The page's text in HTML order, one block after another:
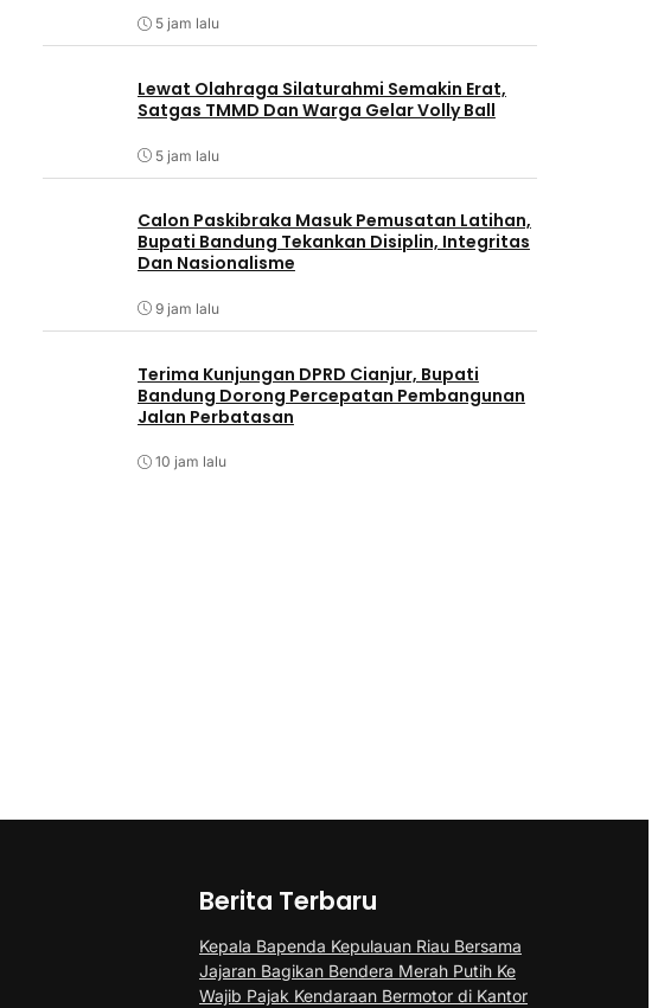
5 jam lalu
Lewat Olahraga Silaturahmi Semakin Erat,
Satgas TMMD Dan Warga Gelar Volly Ball
5 jam lalu
Calon Paskibraka Masuk Pemusatan Latihan,
Bupati Bandung Tekankan Disiplin, Integritas
Dan Nasionalisme
9 jam lalu
Terima Kunjungan DPRD Cianjur, Bupati
Bandung Dorong Percepatan Pembangunan
Jalan Perbatasan
10 jam lalu
Berita Terbaru
Kepala Bapenda Kepulauan Riau Bersama
Jajaran Bagikan Bendera Merah Putih Ke
Wajib Pajak Kendaraan Bermotor di Kantor